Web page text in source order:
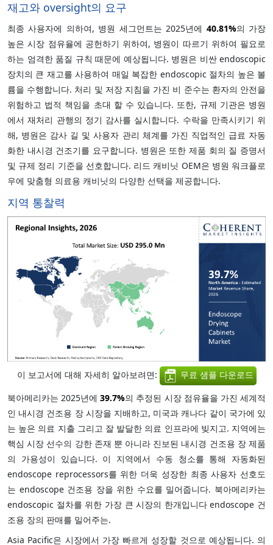
재고와 oversight의 요구
최종 사용자에 의하여, 병원 세그먼트는 2025년에 40.81%의 가장
높은 시장 점유율에 공헌하기 위하여, 병원이 따르기 위하여 필요로
하는 엄격한 품질 규칙 때문에 예상됩니다. 병원은 비싼 endoscopic
장치의 큰 재고를 사용하여 매일 복잡한 endoscopic 절차의 높은 볼
륨을 수행합니다. 처리 및 저장 지침을 가진 비 준수는 환자의 안전을
위험하고 법적 책임을 초대 할 수 있습니다. 또한, 규제 기관은 병원
에서 재처리 관행의 정기 감사를 실시합니다. 수락을 만족시키기 위
해, 병원은 감사 길 및 사용자 관리 체계를 가진 직업적인 급료 자동
화한 내시경 건조기를 요구합니다. 병원은 또한 제품 회의 질 증명서
및 규제 정리 기준을 선호합니다. 리드 캐비닛 OEM은 병원 워크플로
우에 맞춤형 의료용 캐비닛의 다양한 선택을 제공합니다.
지역 통찰력
이 보고서에 대해 자세히 알아보려면:
무료 샘플 다운로드
북아메리카는 2025년에39.7%의 추정된 시장 점유율을 가진 세계적
인 내시경 건조용 장 시장을 지배하고, 미국과 캐나다 같이 국가에 있
는 높은 의료 지출 그리고 잘 발달한 의료 인프라에 빚지고. 지역에는
핵심 시장 선수의 강한 존재 뿐 아니라 진보된 내시경 건조용 장 제품
의 가용성이 있습니다. 이 지역에서 수동 청소를 통해 자동화된
endoscope reprocessors를 위한 더욱 성장한 최종 사용자 선호도
는 endoscope 건조용 장을 위한 수요를 밀어줍니다. 북아메리카는
endoscopic 절차를 위한 가장 큰 시장의 한개입니다 endoscope 건
조용 장의 판매를 밀어주는.
Asia Pacific은 시장에서 가장 빠르게 성장할 것으로 예상됩니다. 의